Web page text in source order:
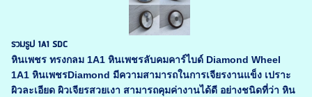
รวมรูป 1A1 SDC
หินเพชร ทรงกลม 1A1 หินเพชรลับคมคาร์ไบด์ Diamond Wheel
1A1 หินเพชรDiamond มีความสามารถในการเจียรงานแข็ง เปราะ
ผิวละเอียด ผิวเจียรสวยเงา สามารถคุมค่างานได้ดี อย่างชนิดที่ว่า หิน